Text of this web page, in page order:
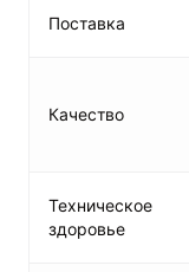
Поставка
Качество
Техническое
здоровье